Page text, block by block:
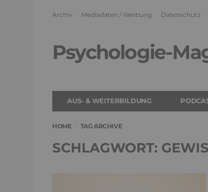
Archiv Mediadaten / Werbung Datenschutz
Psychologie-
AUS- & WEITERBILDUNG
HOME TAG ARCHIVE
SCHLAGWORT: